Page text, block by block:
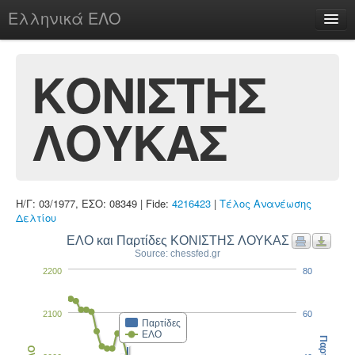
Ελληνικά ΕΛΟ
chesstu.be @ discord
Login
ΚΟΝΙΣΤΗΣ
ΛΟΥΚΑΣ
Η/Γ: 03/1977, ΕΣΟ: 08349 | Fide: 4216423 | Τέλος Ανανέωσης
Δελτίου
ΕΛΟ και Παρτίδες ΚΟΝΙΣΤΗΣ ΛΟΥΚΑΣ
Source: chessfed.gr
Παρτίδες
ΕΛΟ
2100
2200
60
80